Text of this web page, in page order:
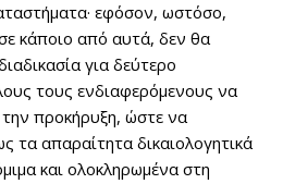
εφόσον, ωστόσο,
κάποιο από αυτά, δεν θα
για δεύτερο
τους ενδιαφερόμενους να
προκήρυξη, ώστε να
τα απαραίτητα δικαιολογητικά
και ολοκληρωμένα στη